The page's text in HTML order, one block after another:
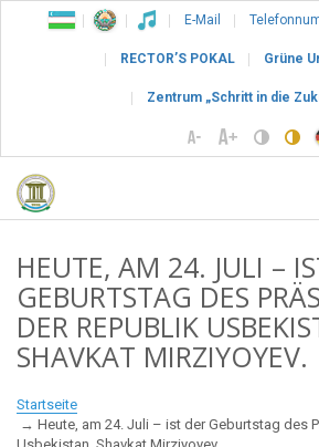
E-Mail
RECTOR’S POKAL Grüne
Zentrum „Schritt in die
HEUTE, AM 24. JULI –
GEBURTSTAG DES
DER REPUBLIK
SHAVKAT MIRZIYOYEV.
Startseite
Heute, am 24. Juli – ist der Geburtstag des